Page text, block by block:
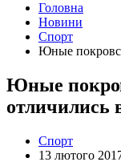
Головна
Новини
Спорт
Юные
Юные
отличились
Спорт
13 лютого